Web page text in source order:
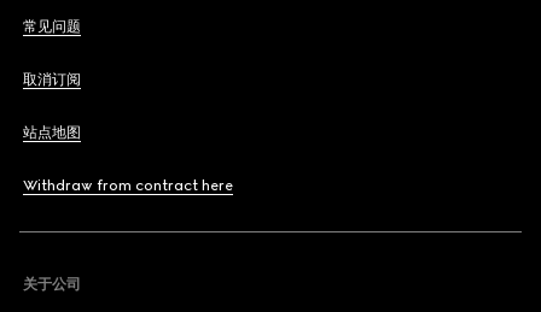
常见问题
取消订阅
站点地图
Withdraw from contract here
关于公司